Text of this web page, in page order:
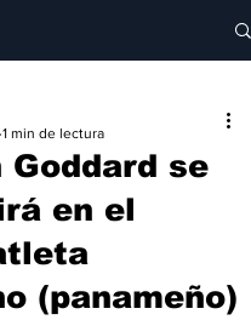
Goddard se
en el
(panameño)
1 min de lectura